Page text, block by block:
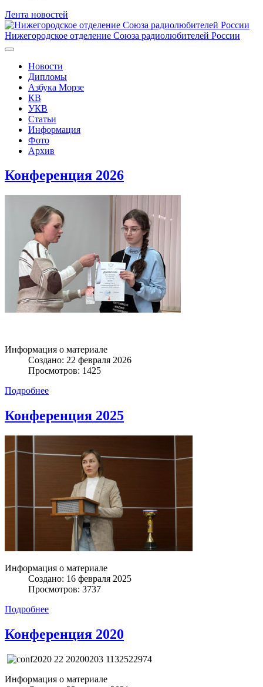
Лента новостей
Нижегородское отделение Союза радиолюбителей России
Новости
Дипломы
Азбука Морзе
КВ
УКВ
Статьи
Информация
Фото
Архив
Конференция 2026
Информация о материале
Создано: 22 февраля 2026
Просмотров: 1425
Подробнее
Конференция 2025
Информация о материале
Создано: 16 февраля 2025
Просмотров: 3737
Подробнее
Конференция 2020
Информация о материале